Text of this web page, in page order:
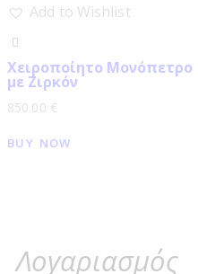
Add to Wishlist
Χειροποίητο Μονόπετρο
με Ζιρκόν
850.00 €
BUY NOW
Λογαριασμός